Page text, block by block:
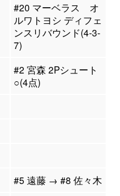
#20 マーベラス オ
ルワトヨシ ディフェ
ンスリバウンド(4-3-
7)
#2 宮森 2Pシュート
○(4点)
#5 遠藤 → #8 佐々木